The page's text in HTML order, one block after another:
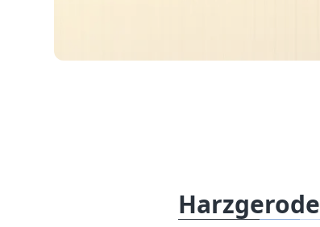
Harzgerode